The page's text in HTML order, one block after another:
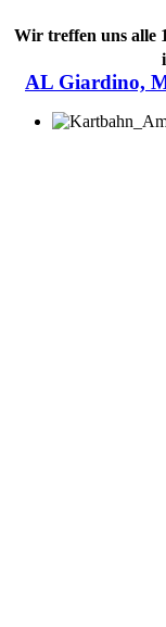
Wir treffen uns alle
AL Giardino,